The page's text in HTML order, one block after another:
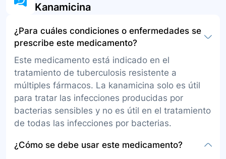
Kanamicina
¿Para cuáles condiciones o enfermedades se
prescribe este medicamento?
Este medicamento está indicado en el
tratamiento de tuberculosis resistente a
múltiples fármacos. La kanamicina solo es útil
para tratar las infecciones producidas por
bacterias sensibles y no es útil en el tratamiento
de todas las infecciones por bacterias.
¿Cómo se debe usar este medicamento?